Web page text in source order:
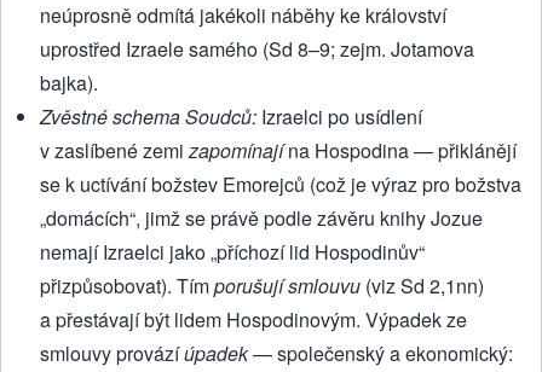
neúprosně odmítá jakékoli náběhy ke království
uprostřed Izraele samého (Sd 8–9; zejm. Jotamova
bajka).
Zvěstné schema Soudců: Izraelci po usídlení
v zaslíbené zemizapomínajína Hospodina — přiklánějí
se k uctívání božstev Emorejců (což je výraz pro božstva
„domácích“, jimž se právě podle závěru knihy Jozue
nemají Izraelci jako „příchozí lid Hospodinův“
přizpůsobovat). Tímporušují smlouvu (viz Sd 2,1nn)
a přestávají být lidem Hospodinovým. Výpadek ze
smlouvy provázíúpadek— společenský a ekonomický: